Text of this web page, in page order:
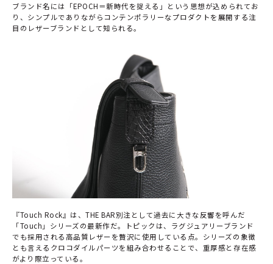
ブランド名には「EPOCH＝新時代を捉える」という思想が込められてお
り、シンプルでありながらコンテンポラリーなプロダクトを展開する注
目のレザーブランドとして知られる。
『Touch Rock』は、THE BAR別注として過去に大きな反響を呼んだ
「Touch」シリーズの最新作だ。トピックは、ラグジュアリーブランド
でも採用される高品質レザーを贅沢に使用している点。シリーズの象徴
とも言えるクロコダイルパーツを組み合わせることで、重厚感と存在感
がより際立っている。